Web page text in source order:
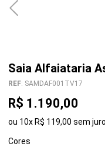
Saia Alfaiataria
REF: SAMDAF001TV17
R$ 1 .190,00
ou 10x R$ 119,00 sem
Cores